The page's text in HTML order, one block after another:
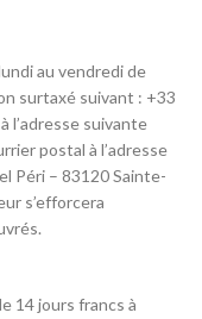
au vendredi de
surtaxé suivant : +33
l’adresse suivante
postal à l’adresse
Péri – 83120 Sainte-
s’efforcera
14 jours francs à